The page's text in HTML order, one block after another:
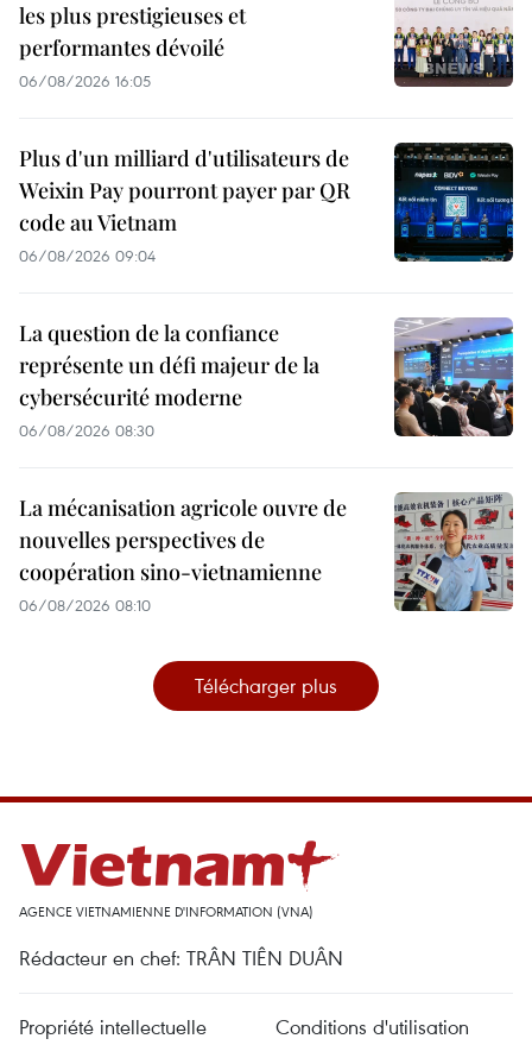
les plus prestigieuses et
performantes dévoilé
06/08/2026 16:05
Plus d'un milliard d'utilisateurs de
Weixin Pay pourront payer par QR
code au Vietnam
06/08/2026 09:04
La question de la confiance
représente un défi majeur de la
cybersécurité moderne
06/08/2026 08:30
La mécanisation agricole ouvre de
nouvelles perspectives de
coopération sino-vietnamienne
06/08/2026 08:10
Télécharger plus
AGENCE VIETNAMIENNE D'INFORMATION (VNA)
Rédacteur en chef: TRÂN TIÊN DUÂN
Propriété intellectuelle Conditions d'utilisation